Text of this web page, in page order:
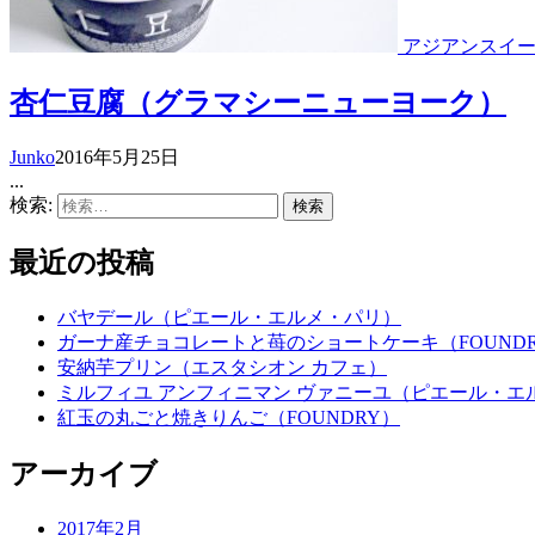
アジアンスイ
杏仁豆腐（グラマシーニューヨーク）
Junko2016年5月25日
...
検索:
最近の投稿
バヤデール（ピエール・エルメ・パリ）
ガーナ産チョコレートと苺のショートケーキ（
安納芋プリン（エスタシオン カフェ）
ミルフィユ アンフィニマン ヴァニーユ（ピエール・エ
紅玉の丸ごと焼きりんご（FOUNDRY）
アーカイブ
2017年2月